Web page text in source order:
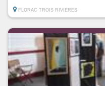
FLORAC TROIS RIVIERES